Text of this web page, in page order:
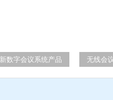
数字会议系统产品 无线会